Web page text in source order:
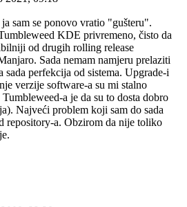
sam se ponovo vratio "gušteru".
KDE privremeno, čisto da
od drugih rolling release
Sada nemam namjeru prelaziti
sada perfekcija od sistema. Upgrade-i
verzije software-a su mi stalno
a je da su to dosta dobro
Najveći problem koji sam do sada
repository-a. Obzirom da nije toliko